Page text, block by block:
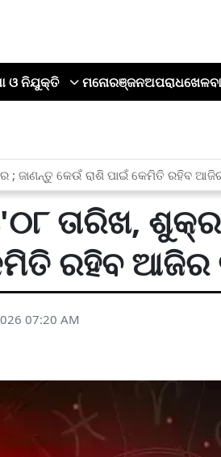
ଓ ନିଯୁକ୍ତି ମନୋରଞ୍ଜନଅପରାଧଖେଳ
; ଜାଣନ୍ତୁ କେଉଁ ରାଶି ପାଇଁ କେମିତି ରହିବ
ତାରିଖ,
ରହିବ
07:20 AM